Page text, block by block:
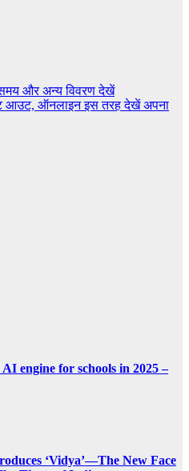
और अन्य विवरण देखें
आउट, ऑनलाइन इस तरह देखें अपना
engine for schools in 2025 –
‘Vidya’—The New Face